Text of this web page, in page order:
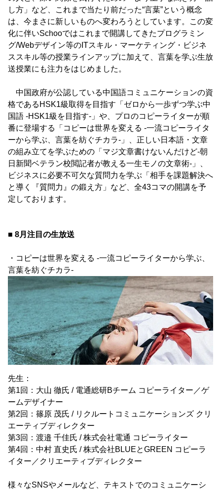
し方」など、これまで当たり前だった“言葉”という概念
は、今まさに新しいものへ変わろうとしています。この変
化に伴いSchooではこれまで開講してきたプログラミン
グ/Webデザイン等のITスキル・マーケティング・ビジネ
ススキル等の授業ラインアップに加えて、言葉を学ぶ生放
送授業にも注力をはじめました。
中国政府が公認している中国語コミュニケーションの資
格であるHSK1級取得を目指す「ゼロから一歩ずつ学ぶ中
国語 -HSK1級を目指す-」や、プロのコピーライターが順
番に登場する「コピーは世界を変える -一流コピーライタ
ーから学ぶ、言葉を紡ぐチカラ-」、正しい日本語・文章
の組み立てを学ぶための「マジ文章書けないんだけど-朝
日新聞ベテラン校閲記者が教える一生モノの文章術-」、
ビジネスに必要不可欠な質問力を学ぶ「相手を課題解決へ
と導く『質問力』の鍛え方」など、全43コマの開講を予
定しております。
■ 8月注目の生放送
・コピーは世界を変える -一流コピーライターから学ぶ、
言葉を紡ぐチカラ-
先生：
第1回：大山 徹氏 / 電通総研Bチーム コピーライター／ゲ
ームデザイナー
第2回：篠原 茂氏 / リクルートコミュニケーションズ クリ
エーティブディレクター
第3回：渡邉 千佳氏 / 株式会社電通 コピーライター
第4回：中村 直史氏 / 株式会社BLUEとGREEN コピーラ
イター／クリエーティブディレクター
様々なSNSやメールなど、テキストでのコミュニケーシ